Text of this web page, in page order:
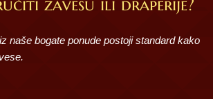
zavesu ili draperije?
naše bogate ponude postoji standard kako